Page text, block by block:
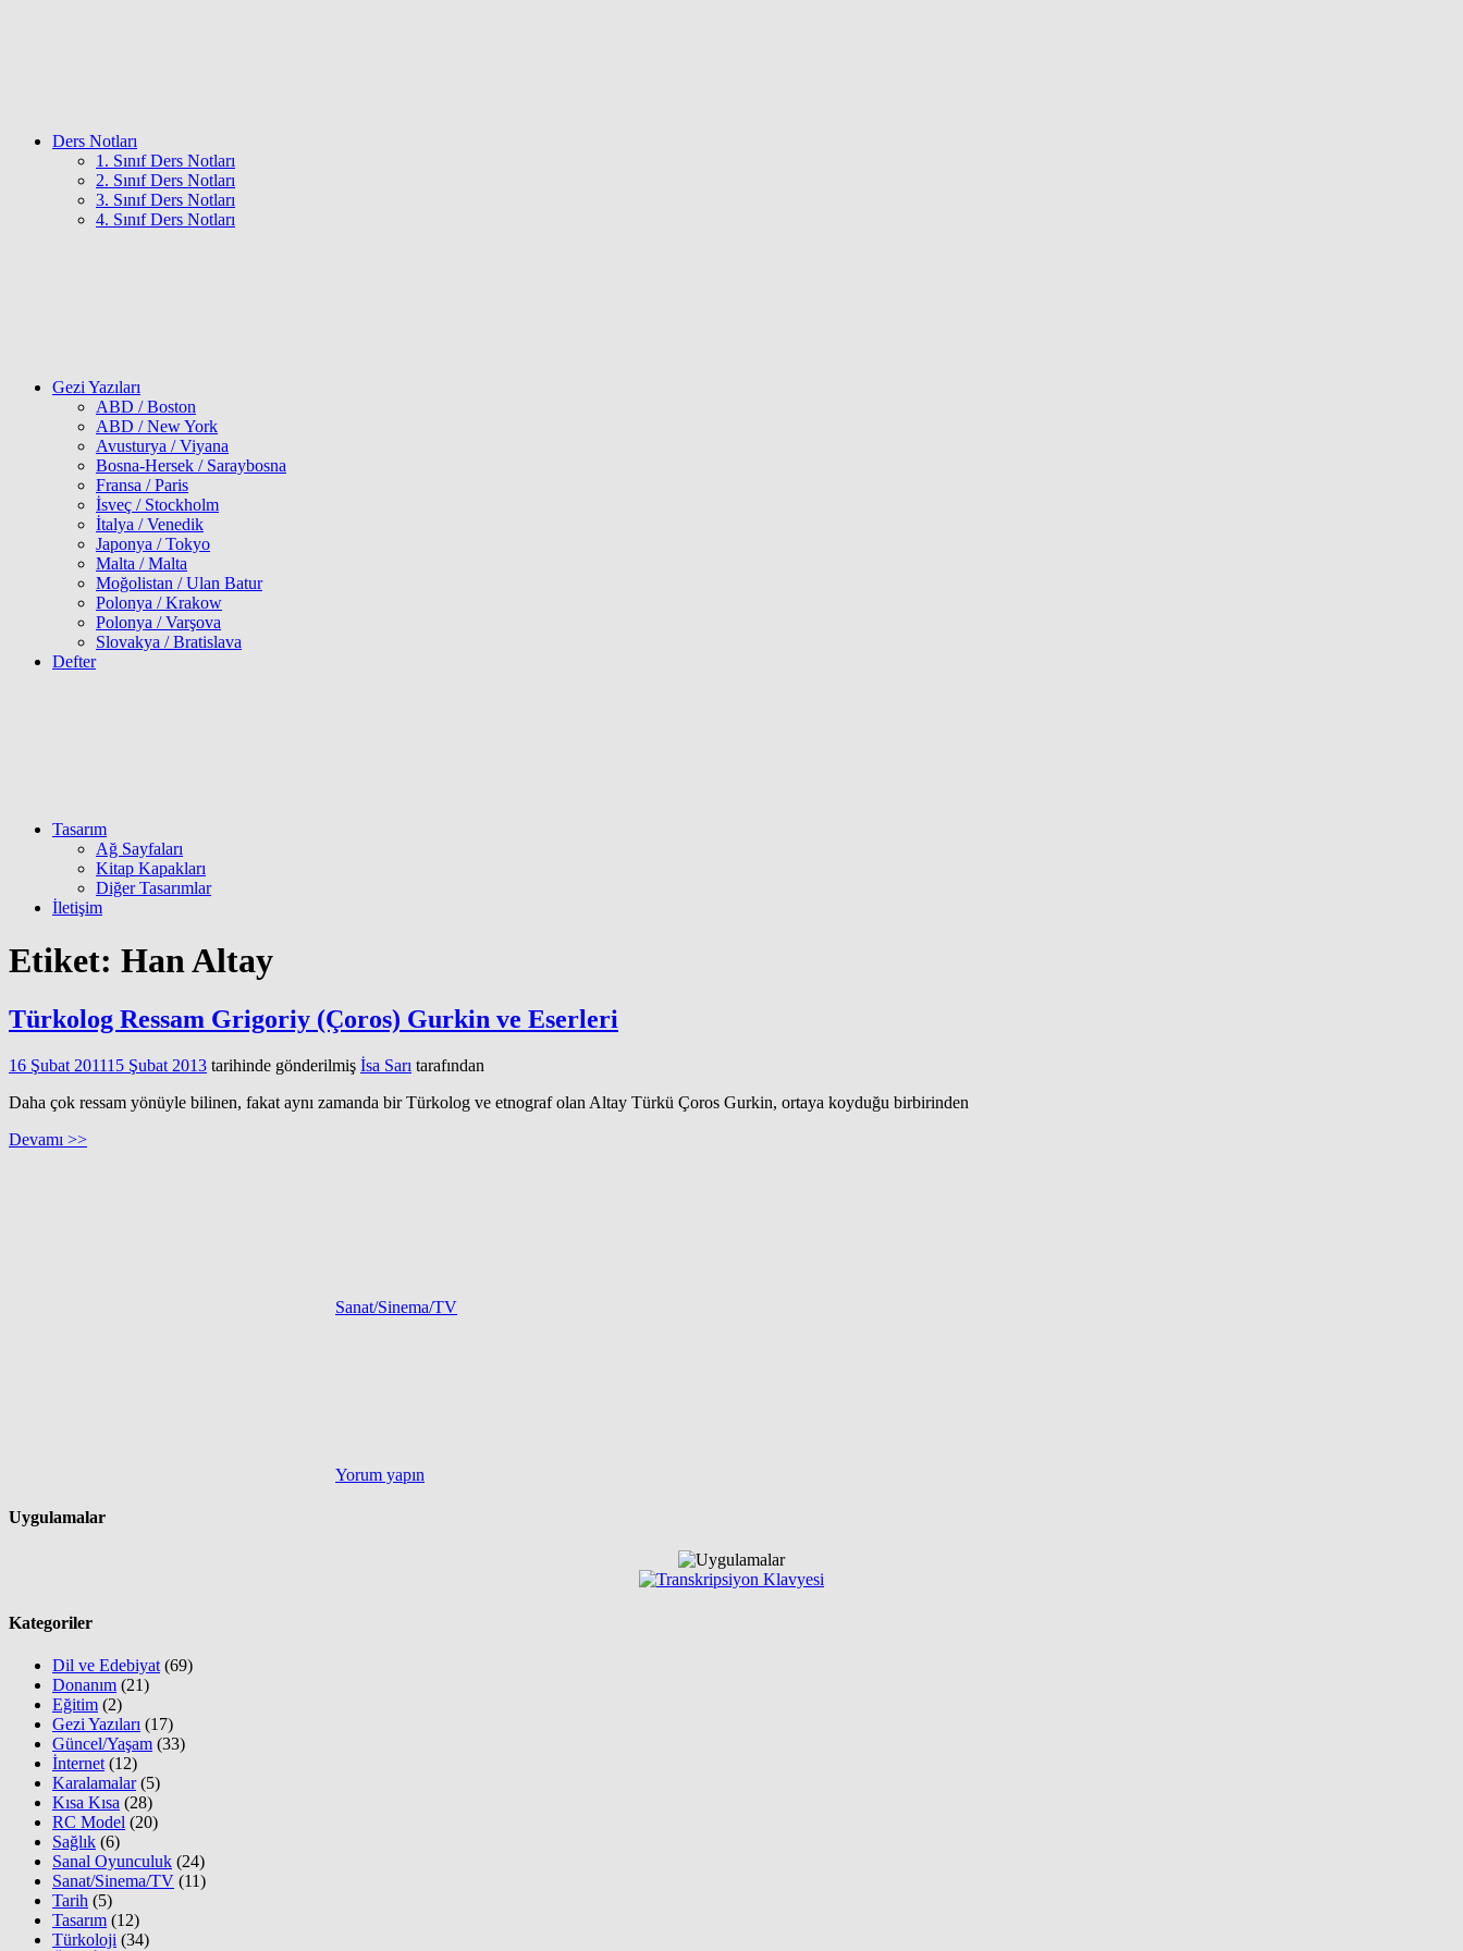
Ders Notları
1. Sınıf Ders Notları
2. Sınıf Ders Notları
3. Sınıf Ders Notları
4. Sınıf Ders Notları
Gezi Yazıları
ABD / Boston
ABD / New York
Avusturya / Viyana
Bosna-Hersek / Saraybosna
Fransa / Paris
İsveç / Stockholm
İtalya / Venedik
Japonya / Tokyo
Malta / Malta
Moğolistan / Ulan Batur
Polonya / Krakow
Polonya / Varşova
Slovakya / Bratislava
Defter
Tasarım
Ağ Sayfaları
Kitap Kapakları
Diğer Tasarımlar
İletişim
Etiket: Han Altay
Türkolog Ressam Grigoriy (Çoros) Gurkin ve Eserleri
16 Şubat 201115 Şubat 2013 tarihinde gönderilmiş İsa Sarı tarafından
Daha çok ressam yönüyle bilinen, fakat aynı zamanda bir Türkolog ve etnograf olan Altay Türkü Çoros Gurkin, ortaya koyduğu birbirinden
Devamı >>
Sanat/Sinema/TV
Yorum yapın
Uygulamalar
Kategoriler
Dil ve Edebiyat (69)
Donanım (21)
Eğitim (2)
Gezi Yazıları (17)
Güncel/Yaşam (33)
İnternet (12)
Karalamalar(5)
Kısa Kısa (28)
RC Model (20)
Sağlık (6)
Sanal Oyunculuk (24)
Sanat/Sinema/TV (11)
Tarih (5)
Tasarım (12)
Türkoloji (34)